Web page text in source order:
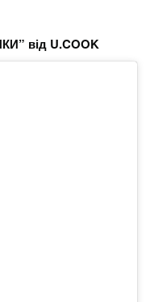
від U.COOK